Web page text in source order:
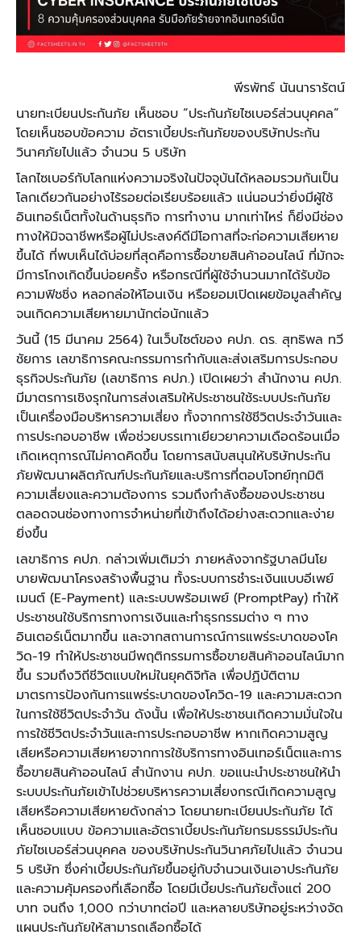
พีรพัทธ์ นันนารารัตน์
นายทะเบียนประกันภัย เห็นชอบ “ประกันภัยไซเบอร์ส่วนบุคคล”
โดยเห็นชอบข้อความ อัตราเบี้ยประกันภัยของบริษัทประกัน
วินาศภัยไปแล้ว จำนวน 5 บริษัท
โลกไซเบอร์กับโลกแห่งความจริงในปัจจุบันได้หลอมรวมกันเป็น
โลกเดียวกันอย่างไร้รอยต่อเรียบร้อยแล้ว แน่นอนว่ายิ่งมีผู้ใช้
อินเทอร์เน็ตทั้งในด้านธุรกิจ การทำงาน มากเท่าไหร่ ก็ยิ่งมีช่อง
ทางให้มิจฉาชีพหรือผู้ไม่ประสงค์ดีมีโอกาสที่จะก่อความเสียหาย
ขึ้นได้ ที่พบเห็นได้บ่อยที่สุดคือการซื้อขายสินค้าออนไลน์ ที่มักจะ
มีการโกงเกิดขึ้นบ่อยครั้ง หรือกรณีที่ผู้ใช้จำนวนมากได้รับข้อ
ความฟิชชิ่ง หลอกล่อให้โอนเงิน หรือยอมเปิดเผยข้อมูลสำคัญ
จนเกิดความเสียหายมานักต่อนักแล้ว
วันนี้ (15 มีนาคม 2564) ในเว็บไซต์ของ คปภ. ดร. สุทธิพล ทวี
ชัยการ เลขาธิการคณะกรรมการกำกับและส่งเสริมการประกอบ
ธุรกิจประกันภัย (เลขาธิการ คปภ.) เปิดเผยว่า สำนักงาน คปภ.
มีมาตรการเชิงรุกในการส่งเสริมให้ประชาชนใช้ระบบประกันภัย
เป็นเครื่องมือบริหารความเสี่ยง ทั้งจากการใช้ชีวิตประจำวันและ
การประกอบอาชีพ เพื่อช่วยบรรเทาเยียวยาความเดือดร้อนเมื่อ
เกิดเหตุการณ์ไม่คาดคิดขึ้น โดยการสนับสนุนให้บริษัทประกัน
ภัยพัฒนาผลิตภัณฑ์ประกันภัยและบริการที่ตอบโจทย์ทุกมิติ
ความเสี่ยงและความต้องการ รวมถึงกำลังซื้อของประชาชน
ตลอดจนช่องทางการจำหน่ายที่เข้าถึงได้อย่างสะดวกและง่าย
ยิ่งขึ้น
เลขาธิการ คปภ. กล่าวเพิ่มเติมว่า ภายหลังจากรัฐบาลมีนโย
บายพัฒนาโครงสร้างพื้นฐาน ทั้งระบบการชำระเงินแบบอีเพย์
เมนต์ (E-Payment) และระบบพร้อมเพย์ (PromptPay) ทำให้
ประชาชนใช้บริการทางการเงินและทำธุรกรรมต่าง ๆ ทาง
อินเตอร์เน็ตมากขึ้น และจากสถานการณ์การแพร่ระบาดของโค
วิด-19 ทำให้ประชาชนมีพฤติกรรมการซื้อขายสินค้าออนไลน์มาก
ขึ้น รวมถึงวิถีชีวิตแบบใหม่ในยุคดิจิทัล เพื่อปฏิบัติตาม
มาตรการป้องกันการแพร่ระบาดของโควิด-19 และความสะดวก
ในการใช้ชีวิตประจำวัน ดังนั้น เพื่อให้ประชาชนเกิดความมั่นใจใน
การใช้ชีวิตประจำวันและการประกอบอาชีพ หากเกิดความสูญ
เสียหรือความเสียหายจากการใช้บริการทางอินเทอร์เน็ตและการ
ซื้อขายสินค้าออนไลน์ สำนักงาน คปภ. ขอแนะนำประชาชนให้นำ
ระบบประกันภัยเข้าไปช่วยบริหารความเสี่ยงกรณีเกิดความสูญ
เสียหรือความเสียหายดังกล่าว โดยนายทะเบียนประกันภัย ได้
เห็นชอบแบบ ข้อความและอัตราเบี้ยประกันภัยกรมธรรม์ประกัน
ภัยไซเบอร์ส่วนบุคคล ของบริษัทประกันวินาศภัยไปแล้ว จำนวน
5 บริษัท ซึ่งค่าเบี้ยประกันภัยขึ้นอยู่กับจำนวนเงินเอาประกันภัย
และความคุ้มครองที่เลือกซื้อ โดยมีเบี้ยประกันภัยตั้งแต่ 200
บาท จนถึง 1,000 กว่าบาทต่อปี และหลายบริษัทอยู่ระหว่างจัด
แผนประกันภัยให้สามารถเลือกซื้อได้